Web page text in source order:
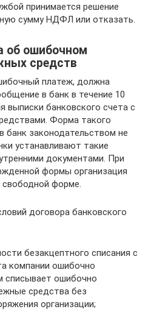
принимается решение
сумму НДФЛ или отказать.
об ошибочном
средств
платеж, должна
в банк в течение 10
выписки банковского счета с
Форма такого
банк законодательством не
устанавливают такие
документами. При
формы организация
форме.
договора банковского
безакцептного списания с
компании ошибочно
списывает ошибочно
средства без
организации;